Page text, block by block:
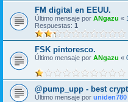
FM digital en EEUU.
Último mensaje por ANgazu «
Respuestas: 1
FSK pintoresco.
Último mensaje por ANgazu «
@pump_upp - best
Último mensaje por uniden780